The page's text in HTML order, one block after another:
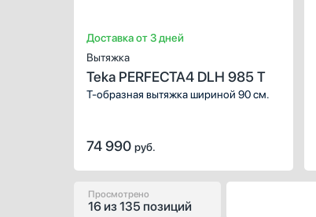
Доставка от 3 дней
Вытяжка
Teka PERFECTA4 DLH 985 T
Т-образная вытяжка шириной 90 см.
74 990 руб.
Просмотрено
16 из135 позиций